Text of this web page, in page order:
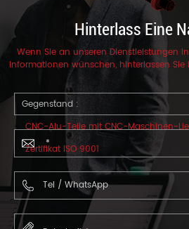
Hinterlass Eine
Wenn Sie an unseren Dienstleistungen
Informationen wünschen, hinterlassen
werden Ihnen so schnell wie
Gegenstand :
CNC-Alu-Teile mit CNC-Maschinen-
Zertifikat ISO 9001